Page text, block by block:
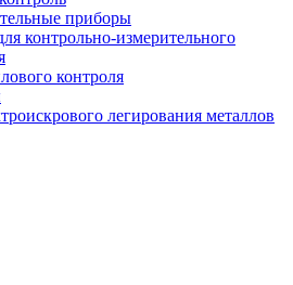
приборы
контрольно-измерительного
контроля
легирования металлов